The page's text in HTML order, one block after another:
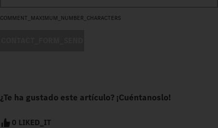
COMMENT_MAXIMUM_NUMBER_CHARACTERS
¿Te ha gustado este artículo? ¡Cuéntanoslo!
0 LIKED_IT